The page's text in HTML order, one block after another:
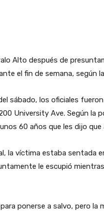
Alto después de
el fin de semana, según
sábado, los oficiales
University Ave. Según la
60 años que les dijo que
la víctima estaba sentada
le escupió
ponerse a salvo, pero